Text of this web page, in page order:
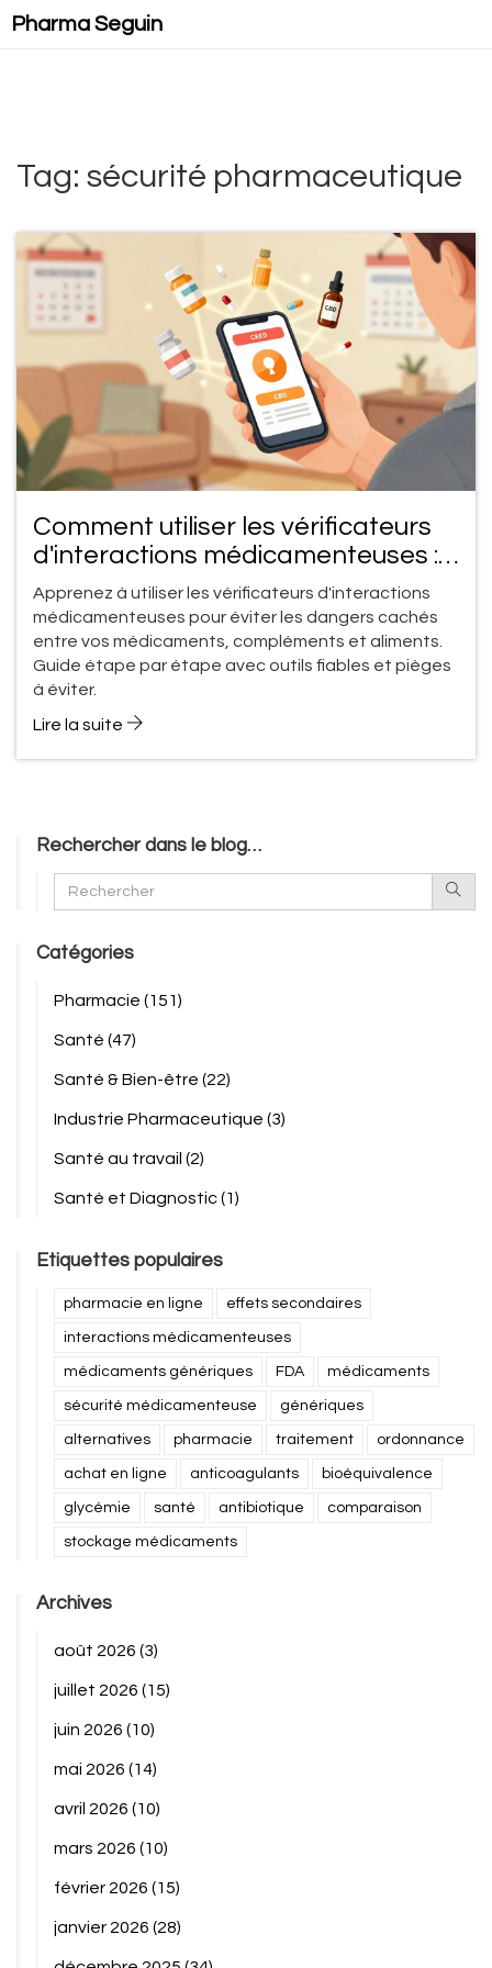
Pharma Seguin
Tag: sécurité pharmaceutique
Comment utiliser les vérificateurs
d'interactions médicamenteuses :
guide étape par étape
Apprenez à utiliser les vérificateurs d'interactions
médicamenteuses pour éviter les dangers cachés
entre vos médicaments, compléments et aliments.
Guide étape par étape avec outils fiables et pièges
à éviter.
Lire la suite
Rechercher dans le blog…
Catégories
Pharmacie (151)
Santé (47)
Santé & Bien-être (22)
Industrie Pharmaceutique (3)
Santé au travail (2)
Santé et Diagnostic(1)
Etiquettes populaires
pharmacie en ligne effets secondaires
interactions médicamenteuses
médicaments génériques FDA médicaments
sécurité médicamenteuse génériques
alternatives pharmacie traitement ordonnance
achat en ligne anticoagulants bioéquivalence
glycémie santé antibiotique comparaison
stockage médicaments
Archives
août 2026 (3)
juillet 2026 (15)
juin 2026 (10)
mai 2026 (14)
avril 2026 (10)
mars 2026 (10)
février 2026 (15)
janvier 2026 (28)